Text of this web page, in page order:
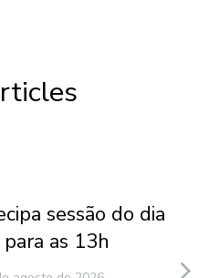
sessão do dia
as 13h